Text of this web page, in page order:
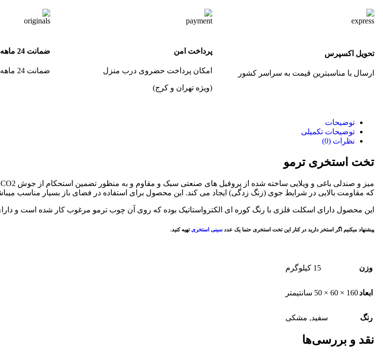
تحویل اکسپرس
ارسال با مناسبترین قیمت به سراسر کشور
پرداخت امن
امکان پرداخت حضروی درب منزل
(ویژه تهران و کرج)
ضمانت 24 ماهه
ضمانت 24 ماهه شکستگی محصولات
توضیحات
توضیحات تکمیلی
نظرات (0)
تخت استخری ترمو
که مقاومت بالایی در شرایط جوی (زنگ زدگی) ایجاد می کند. این محصول برای استفاده در فضای باز بسیار مناسب
این محصول دارای اسکلت فلزی با رنگ کوره ای الکترواستاتیک بوده که روی آن چوب ترمو مرغوب کار شده است و
پیشنهاد میکنیم اگر استخر دارید در کنار این تخت استخری حتما یک عدد سینی استخریتهیه کنید.
وزن 15 کیلوگرم
ابعاد160 × 60 × 50 سانتیمتر
رنگ سفید, مشکی
نقد و بررسی‌ها